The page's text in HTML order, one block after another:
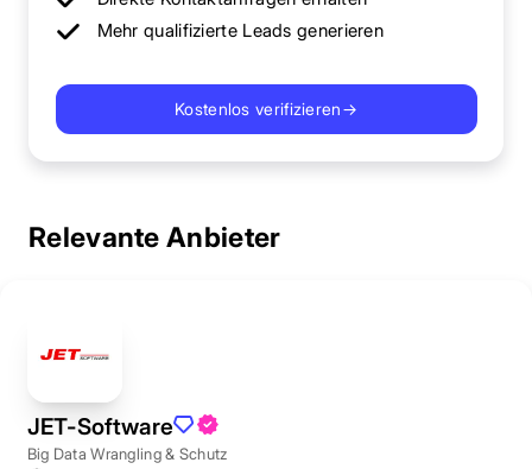
Mehr qualifizierte Leads generieren
Kostenlos verifizieren→
Relevante Anbieter
JET-Software
Big Data Wrangling & Schutz